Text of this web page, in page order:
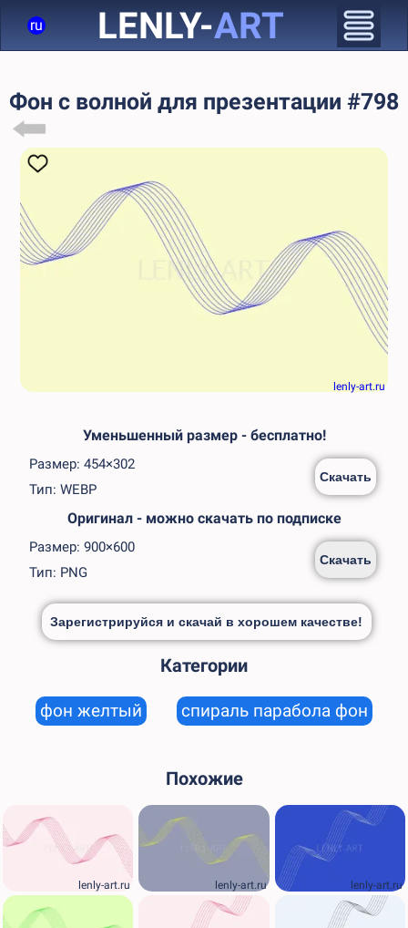
ru LENLY-ART
Фон с волной для презентации #798
lenly-art.ru
Уменьшенный размер - бесплатно!
Размер: 454×302
Тип: WEBP
Скачать
Оригинал - можно скачать по подписке
Размер: 900×600
Тип: PNG
Скачать
Зарегистрируйся и скачай в хорошем качестве!
Категории
фон желтый спираль парабола фон
Похожие
lenly-art.ru lenly-art.ru lenly-art.ru